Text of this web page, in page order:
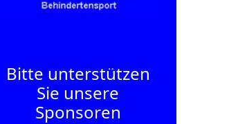
Bitte unterstützen
Sie unsere
Sponsoren